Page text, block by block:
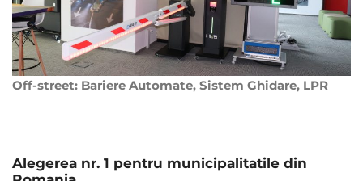
Off-street: Bariere Automate, Sistem Ghidare, LPR
Alegerea nr. 1 pentru municipalitatile din